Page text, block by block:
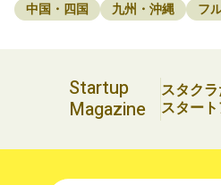
中国・四国
九州・沖縄 フ
Startup
Magazine
スタク
スター